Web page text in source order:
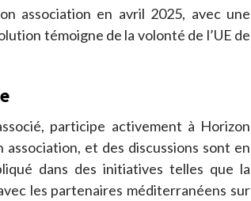
association en avril 2025, avec une
témoigne de la volonté de l’UE de
participe activement à Horizon
et des discussions sont en
dans des initiatives telles que la
les partenaires méditerranéens sur